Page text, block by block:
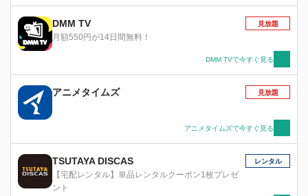
DMM TV
月額550円が14日間無料！
見放題
DMM TVで今すぐ見る
アニメタイムズ 見放題
アニメタイムズで今すぐ見る
TSUTAYA DISCAS
【宅配レンタル】単品レンタルクーポン1枚プレゼ
ント
レンタル